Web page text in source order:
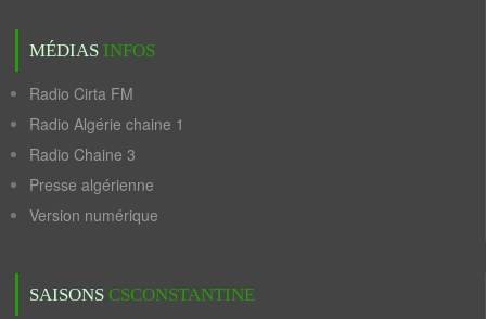
MÉDIAS INFOS
Radio Cirta FM
Radio Algérie chaine 1
Radio Chaine 3
Presse algérienne
Version numérique
SAISONS CSCONSTANTINE